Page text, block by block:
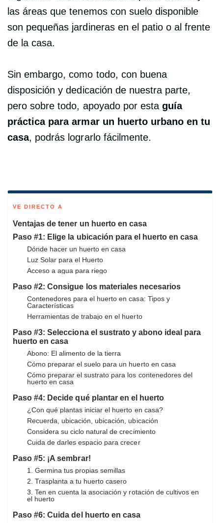
las áreas que tenemos con suelo disponible
son pequeñas jardineras en el patio o al frente
de la casa.
Sin embargo, como todo, con buena
disposición y dedicación de nuestra parte,
pero sobre todo, apoyado por estaguía
práctica para armar un huerto urbano en tu
casa, podrás lograrlo fácilmente.
VE DIRECTO A
Ventajas de tener un huerto en casa
Paso #1: Elige la ubicación para el huerto en casa
Dónde hacer un huerto en casa
Luz Solar para el Huerto
Acceso a agua para riego
Paso #2: Consigue los materiales necesarios
Contenedores para el huerto en casa: Tipos y
Características
Herramientas de trabajo en el huerto
Paso #3: Selecciona el sustrato y abono ideal para
huerto en casa
Abono: El alimento de la tierra
Cómo preparar el suelo para un huerto en casa
Cómo preparar el sustrato para los contenedores del
huerto en casa
Paso #4: Decide qué plantar en el huerto
¿Con qué plantas iniciar el huerto en casa?
Recuerda, ubicación, ubicación, ubicación
Considera su ciclo natural de crecimiento
Cuida de darles espacio para crecer
Paso #5: ¡A sembrar!
1. Germina tus propias semillas
2. Trasplanta a tu huerto casero
3. Ten en cuenta la asociación y rotación de cultivos en
el huerto
Paso #6: Cuida del huerto en casa